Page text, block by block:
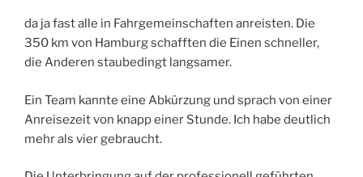
da ja fast alle in Fahrgemeinschaften anreisten. Die
350 km von Hamburg schafften die Einen schneller,
die Anderen staubedingt langsamer.
Ein Team kannte eine Abkürzung und sprach von einer
Anreisezeit von knapp einer Stunde. Ich habe deutlich
mehr als vier gebraucht.